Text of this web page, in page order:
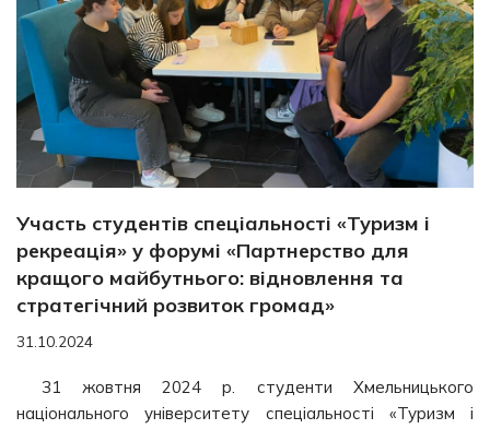
Участь студентів спеціальності «Туризм і
рекреація» у форумі «Партнерство для
кращого майбутнього: відновлення та
стратегічний розвиток громад»
31.10.2024
31 жовтня 2024 р. студенти Хмельницького
національного університету спеціальності «Туризм і